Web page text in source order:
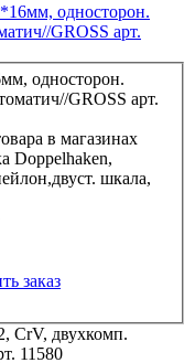
односторон.
GROSS арт.
в магазинах
Doppelhaken,
шкала,
заказ